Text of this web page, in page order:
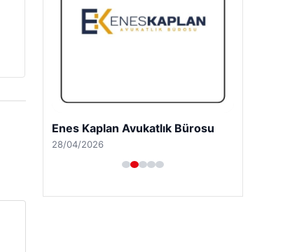
Enes Kaplan Avukatlık Bürosu
28/04/2026